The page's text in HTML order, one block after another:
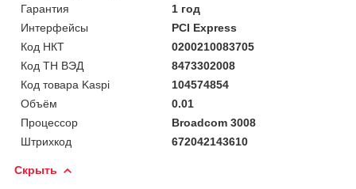
Гарантия
1 год
Интерфейсы
PCI Express
Код НКТ
0200210083705
Код ТН ВЭД
8473302008
Код товара Kaspi
104574854
Объём
0.01
Процессор
Broadcom 3008
Штрихкод
672042143610
Скрыть